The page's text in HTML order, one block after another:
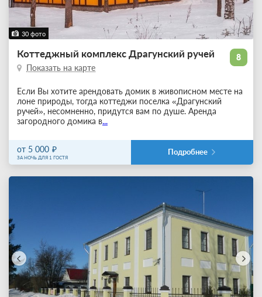
30 фото
8
Коттеджный комплекс Драгунский ручей
Показать на карте
Если Вы хотите арендовать домик в живописном месте на
лоне природы, тогда коттеджи поселка «Драгунский
ручей», несомненно, придутся вам по душе. Аренда
загородного домика в...
от 5 000
ЗА НОЧЬ ДЛЯ 1 ГОСТЯ
Подробнее